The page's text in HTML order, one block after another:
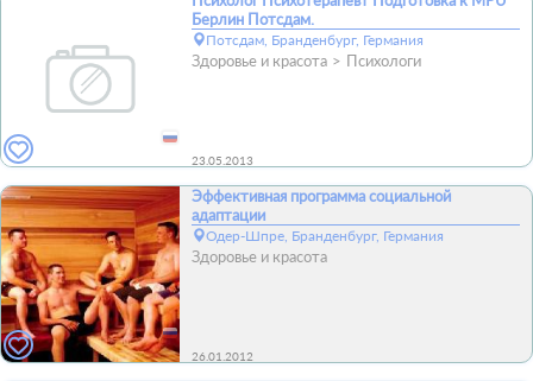
Берлин Потсдам.
Потсдам, Бранденбург, Германия
Здоровье и красота Психологи
23.05.2013
Эффективная программа социальной
адаптации
Одер-Шпре, Бранденбург, Германия
Здоровье и красота
26.01.2012